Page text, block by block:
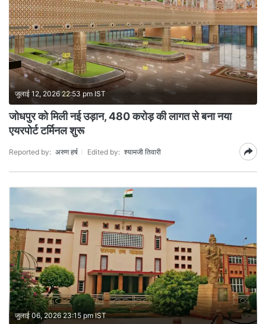
जुलाई 12, 2026 22:53 pm IST
जोधपुर को मिली नई उड़ान, 480 करोड़ की लागत से बना नया
एयरपोर्ट टर्मिनल शुरू
Reported by: अरुण हर्ष Edited by: श्यामजी तिवारी
जुलाई 06, 2026 23:15 pm IST